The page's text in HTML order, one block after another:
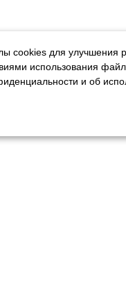
cookies для улучшения
использования
и об